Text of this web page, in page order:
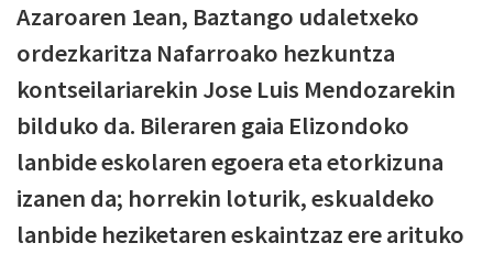
Azaroaren 1ean, Baztango udaletxeko
ordezkaritza Nafarroako hezkuntza
kontseilariarekin Jose Luis Mendozarekin
bilduko da. Bileraren gaia Elizondoko
lanbide eskolaren egoera eta etorkizuna
izanen da; horrekin loturik, eskualdeko
lanbide heziketaren eskaintzaz ere arituko